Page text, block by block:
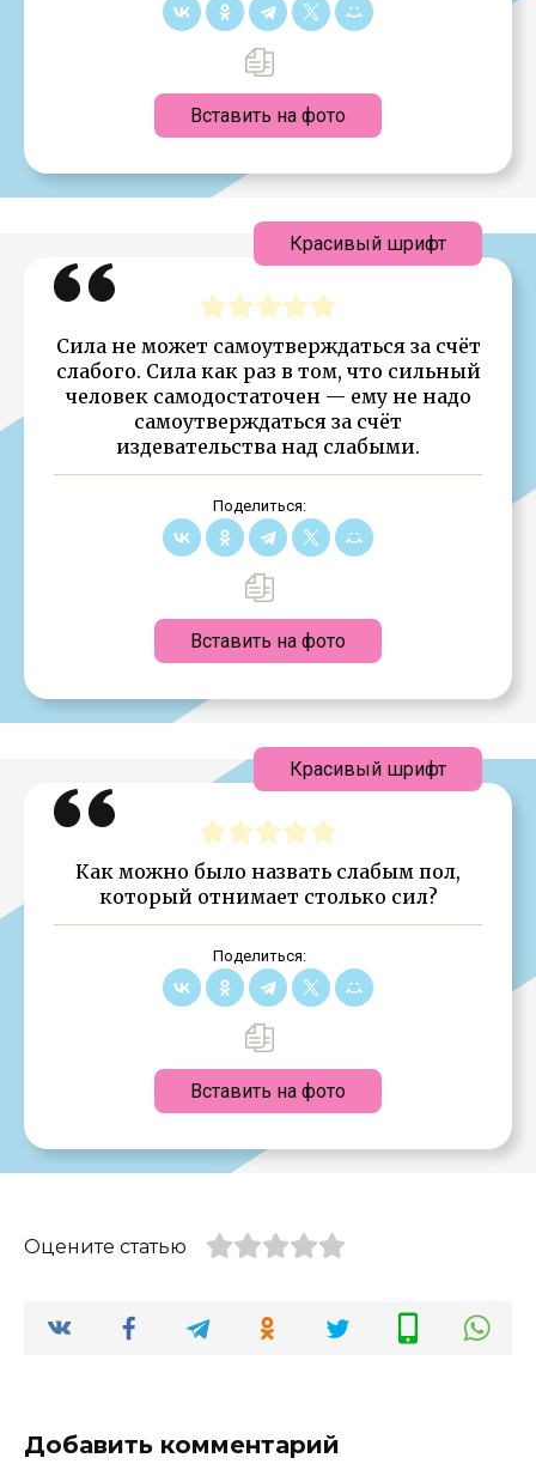
Вставить на фото
Сила не может самоутверждаться за счёт
слабого. Сила как раз в том, что сильный
человек самодостаточен — ему не надо
самоутверждаться за счёт
издевательства над слабыми.
Поделиться:
Вставить на фото
Красивый шрифт
Как можно было назвать слабым пол,
который отнимает столько сил?
Поделиться:
Вставить на фото
Красивый шрифт
Оцените статью
Добавить комментарий